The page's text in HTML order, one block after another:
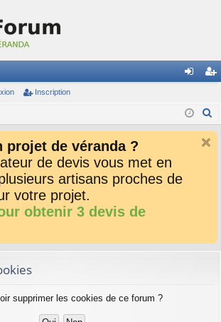
ne cri
Inscription
r
projet de véranda ?
de devis vous met en
artisans proches de
votre projet.
obtenir 3 devis de
supprimer les cookies de ce forum ?